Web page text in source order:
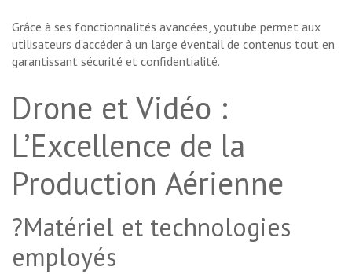
Grâce à ses fonctionnalités avancées, youtube permet aux
utilisateurs d’accéder à un large éventail de contenus tout en
garantissant sécurité et confidentialité.
Drone et Vidéo :
L’Excellence de la
Production Aérienne
?Matériel et technologies
employés